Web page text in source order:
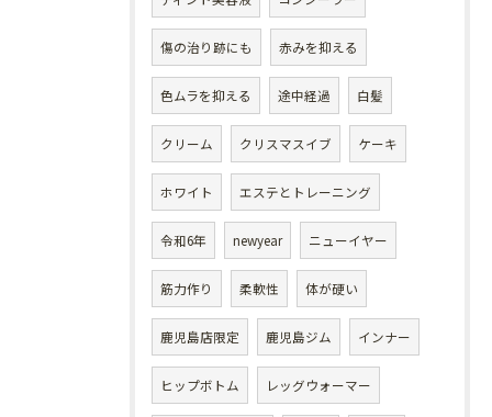
傷の治り跡にも 赤みを抑える
色ムラを抑える 途中経過 白髪
クリーム クリスマスイブ ケーキ
ホワイト エステとトレーニング
令和6年 newyear ニューイヤー
筋力作り 柔軟性 体が硬い
鹿児島店限定 鹿児島ジム インナー
ヒップボトム レッグウォーマー